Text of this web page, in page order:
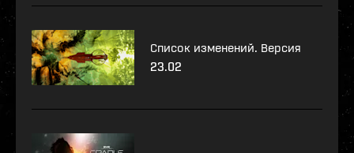
Список изменений. Версия
23.02